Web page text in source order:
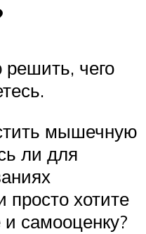
чего
мышечную
ли для
хотите
самооценку?